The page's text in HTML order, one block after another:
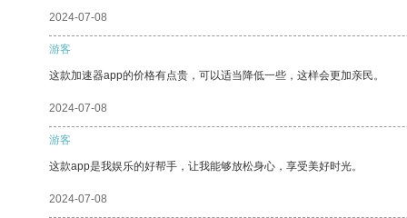
2024-07-08
游客
这款加速器app的价格有点贵，可以适当降低一些，这样会更加亲民。
2024-07-08
游客
这款app是我娱乐的好帮手，让我能够放松身心，享受美好时光。
2024-07-08